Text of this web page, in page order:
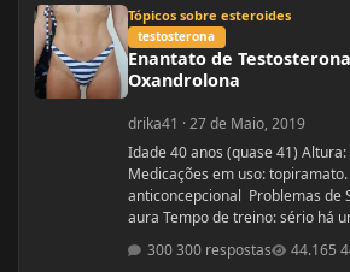
Tópicos sobre esteroides
testosterona
Enantato de
Oxandrolona
drika41 ·27 de Maio, 2019
Idade 40 anos (quase 41) Altura: 1.54 Peso: 48kg
Medicações em uso: topiramato. Não faço uso de
anticoncepcional Problemas de Saúde: enxaqueca com
aura Tempo de treino: sério há um ano, entre indas e
mg durante 8 semanas, após 10
300 respostas